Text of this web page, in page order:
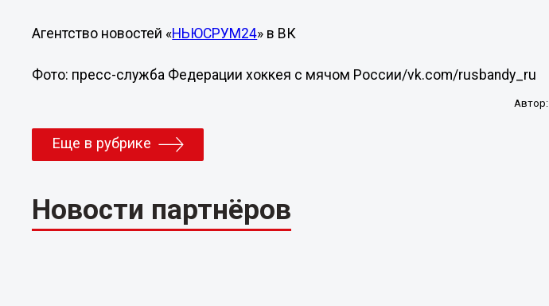
Агентство новостей «НЬЮСРУМ24» в ВК
Фото: пресс-служба Федерации хоккея с мячом России/vk.com/rusbandy_ru
Автор:
Еще в рубрике
Новости партнёров